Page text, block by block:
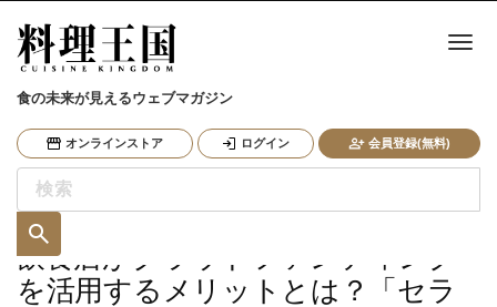
食の未来が見えるウェブマガジン
オンラインストア ログイン 会員登録(無料)
ナ
飲食店がクラウドファンディング
を活用するメリットとは？「セラ